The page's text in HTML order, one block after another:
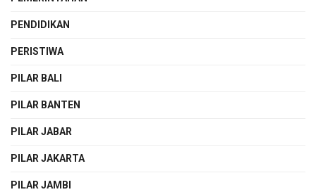
PENDIDIKAN
PERISTIWA
PILAR BALI
PILAR BANTEN
PILAR JABAR
PILAR JAKARTA
PILAR JAMBI